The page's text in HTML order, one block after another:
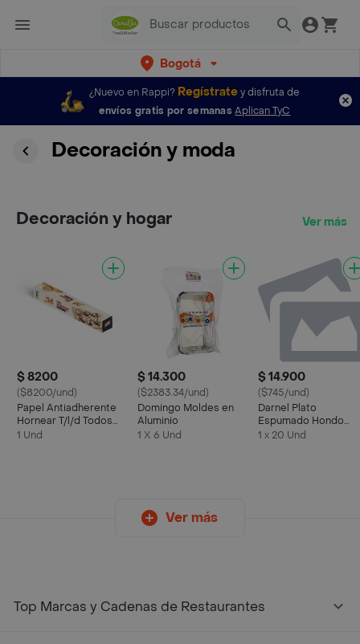
Bogotá
¿Nuevo en Rappi? Regístratey disfruta de
envíos gratis por semanas Aplican TyC
Decoración y moda
Decoración y hogar Ver más
$ 8200
($8200/und)
Papel Antiadherente
Hornear T/l/d Todos
Los Dias Sin Ref
1 Und
$ 14.300
($2383.34/und)
Domingo Moldes en
Aluminio
1 X 6 Und
$ 14.900
($745/und)
Darnel Plato
Espumado Hondo
Blanco
1 x 20 Und
Ver más
Top Marcas y Cadenas de Restaurantes